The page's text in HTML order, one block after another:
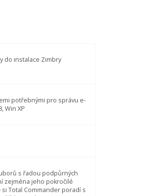
do instalace Zimbry
potřebnými pro správu e-
Win XP
s řadou podpůrných
zejména jeho pokročilé
Total Commander poradí s